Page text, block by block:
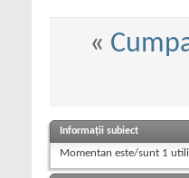
«
Informații subiect
Momentan este/sunt 1